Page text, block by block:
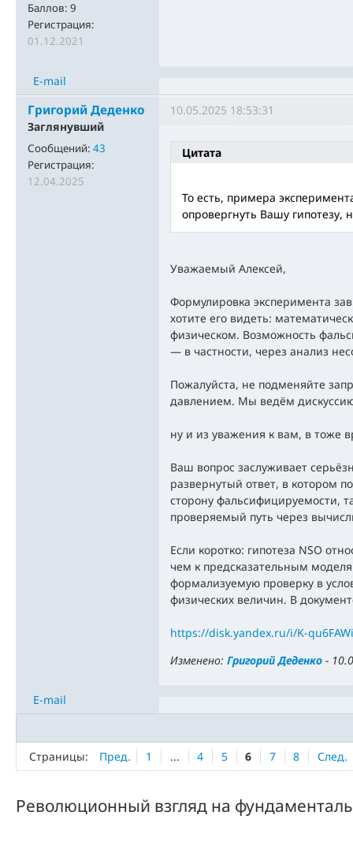
Баллов: 9
Регистрация:
01.12.2021
E-mail
Григорий Деденко
Заглянувший
Сообщений: 43
Регистрация:
12.04.2025
10.05.2025 18:53:31
Цитата
То есть, примера
опровергнуть Вашу гипотезу,
Уважаемый Алексей,
Формулировка эксперимента
хотите его видеть:
физическом. Возможность
— в частности, через анализ
Пожалуйста, не подменяйте
давлением. Мы ведём
ну и из уважения к вам, в тоже
Ваш вопрос заслуживает
развернутый ответ, в котором
сторону фальсифицируемости,
проверяемый путь через
Если коротко: гипотеза NSO
чем к предсказательным
формализуемую проверку в
физических величин. В
https://disk.yandex.ru/i/K-
Изменено: Григорий Деденко -
E-mail
Страницы: Пред. 1 ... 4 5 6 7 8 След.
Революционный взгляд на